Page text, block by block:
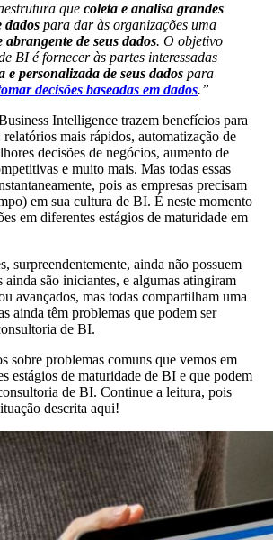
que coleta e analisa grandes
dados para dar às organizações uma
abrangente de seus dados. O objetivo
BI é fornecer às partes interessadas
e personalizada de seus dados para
decisões baseadas em dados.”
Intelligence trazem benefícios para
mais rápidos, automatização de
decisões de negócios, aumento de
e muito mais. Mas todas essas
pois as empresas precisam
em sua cultura de BI. É neste momento
em diferentes estágios de maturidade em
surpreendentemente, ainda não possuem
ainda são iniciantes, e algumas atingiram
avançados, mas todas compartilham uma
ainda têm problemas que podem ser
de BI.
sobre problemas comuns que vemos em
estágios de maturidade de BI e que podem
de BI. Continue a leitura, pois
descrita aqui!